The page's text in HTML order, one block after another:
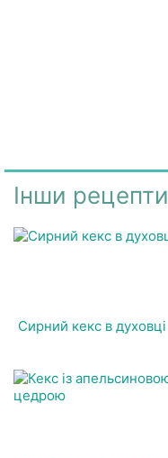
Інши рецепти
Сирний кекс в духовці